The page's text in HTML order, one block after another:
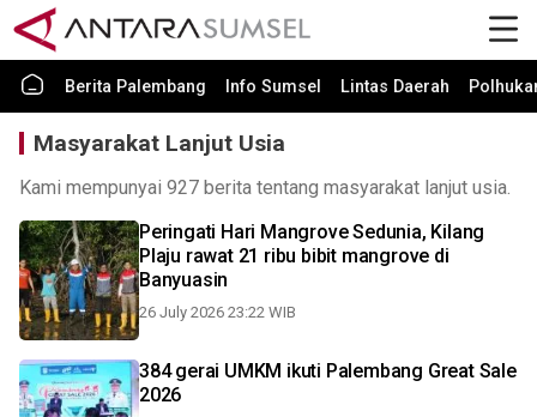
Berita Palembang Info Sumsel Lintas Daerah
Masyarakat Lanjut Usia
Kami mempunyai 927 berita tentang masyarakat lanjut usia.
Peringati Hari Mangrove Sedunia, Kilang
Plaju rawat 21 ribu bibit mangrove di
Banyuasin
26 July 2026 23:22 WIB
384 gerai UMKM ikuti Palembang Great Sale
2026